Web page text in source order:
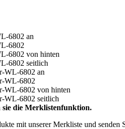
die Merklistenfunktion.
mit unserer Merkliste und